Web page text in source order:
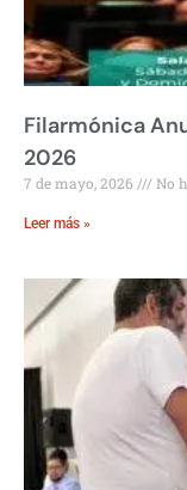
Filarmónica
2026
7 de mayo, 2026 No
Leer más »